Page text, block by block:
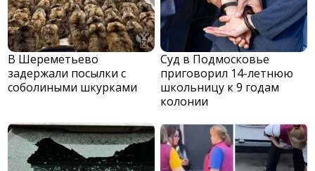
В Шереметьево
задержали посылки с
соболиными шкурками
Суд в Подмосковье
приговорил 14-летнюю
школьницу к 9 годам
колонии